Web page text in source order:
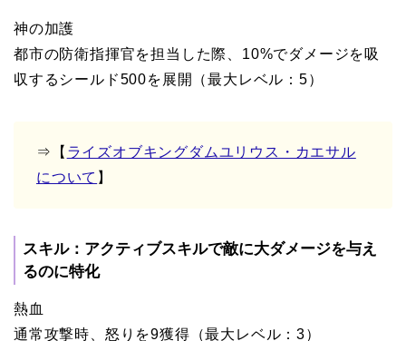
神の加護
都市の防衛指揮官を担当した際、10%でダメージを吸
収するシールド500を展開（最大レベル：5）
⇒【 ライズオブキングダムユリウス・カエサル
について 】
スキル：アクティブスキルで敵に大ダメージを与え
るのに特化
熱血
通常攻撃時、怒りを9獲得（最大レベル：3）